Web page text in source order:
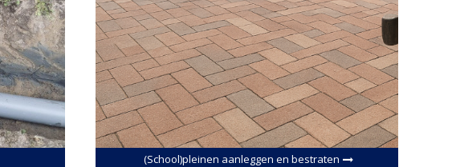
(School)pleinen aanleggen en bestraten